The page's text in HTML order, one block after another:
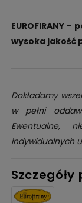
EUROFIRANY
wysoka jakość
Dokładamy
w pełni
Ewentualne,
indywidualnych